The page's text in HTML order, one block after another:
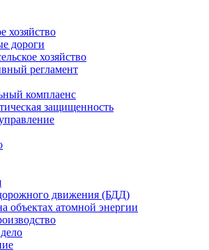
хозяйство
дороги
хозяйство
регламент
комплаенс
защищенность
движения (БДД)
объектах атомной энергии